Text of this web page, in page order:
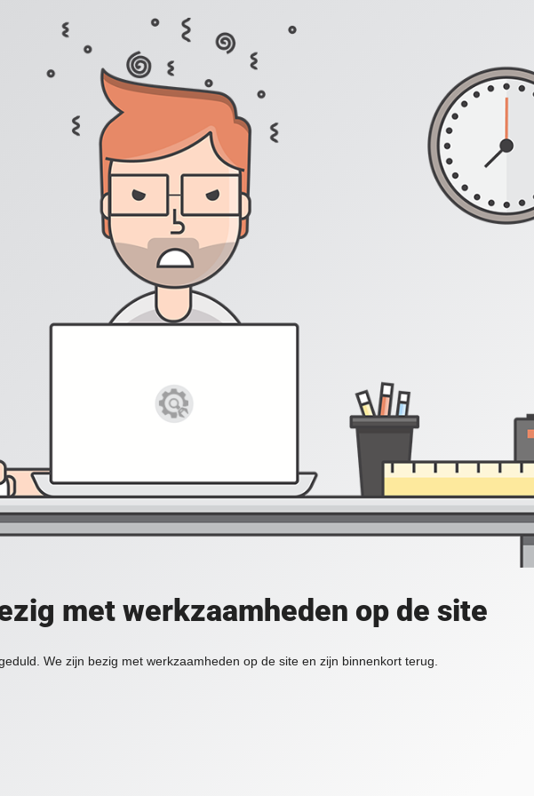
met werkzaamheden op de site
We zijn bezig met werkzaamheden op de site en zijn binnenkort terug.